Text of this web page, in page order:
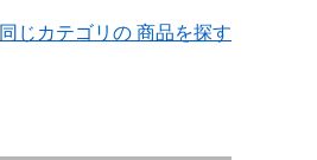
同じカテゴリの 商品を探す